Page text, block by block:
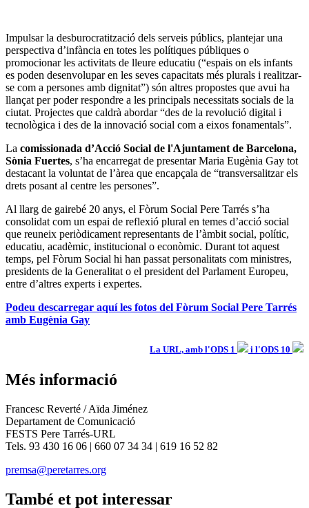
Impulsar la desburocratització dels serveis públics, plantejar una
perspectiva d’infància en totes les polítiques públiques o
promocionar les activitats de lleure educatiu (“espais on els infants
es poden desenvolupar en les seves capacitats més plurals i realitzar-
se com a persones amb dignitat”) són altres propostes que avui ha
llançat per poder respondre a les principals necessitats socials de la
ciutat. Projectes que caldrà abordar “des de la revolució digital i
tecnològica i des de la innovació social com a eixos fonamentals”.
La comissionada d’Acció Social de l'Ajuntament de Barcelona,
Sònia Fuertes, s’ha encarregat de presentar Maria Eugènia Gay tot
destacant la voluntat de l’àrea que encapçala de “transversalitzar els
drets posant al centre les persones”.
Al llarg de gairebé 20 anys, el Fòrum Social Pere Tarrés s’ha
consolidat com un espai de reflexió plural en temes d’acció social
que reuneix periòdicament representants de l’àmbit social, polític,
educatiu, acadèmic, institucional o econòmic. Durant tot aquest
temps, pel Fòrum Social hi han passat personalitats com ministres,
presidents de la Generalitat o el president del Parlament Europeu,
entre d’altres experts i expertes.
Podeu descarregar aquí les fotos del Fòrum Social Pere Tarrés
amb Eugènia Gay
La URL, amb l'ODS 1 i l'ODS 10
Més informació
Francesc Reverté / Aïda Jiménez
Departament de Comunicació
FESTS Pere Tarrés-URL
Tels. 93 430 16 06 | 660 07 34 34 | 619 16 52 82
premsa@peretarres.org
També et pot interessar